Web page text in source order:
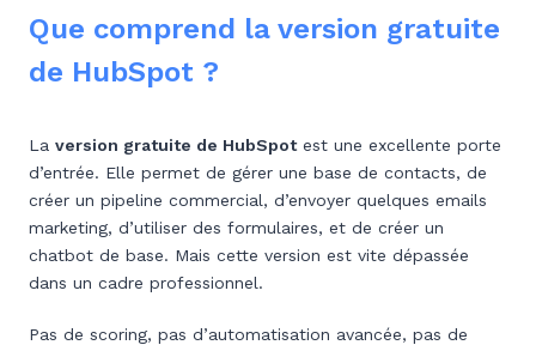
Que comprend la version gratuite
de HubSpot ?
La version gratuite de HubSpotest une excellente porte
d’entrée. Elle permet de gérer une base de contacts, de
créer un pipeline commercial, d’envoyer quelques emails
marketing, d’utiliser des formulaires, et de créer un
chatbot de base. Mais cette version est vite dépassée
dans un cadre professionnel.
Pas de scoring, pas d’automatisation avancée, pas de